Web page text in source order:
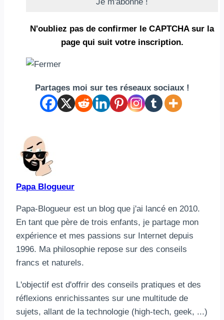
N'oubliez pas de confirmer le CAPTCHA sur la
page qui suit votre inscription.
Partages moi sur tes réseaux sociaux !
Papa Blogueur
Papa-Blogueur est un blog que j'ai lancé en 2010.
En tant que père de trois enfants, je partage mon
expérience et mes passions sur Internet depuis
1996. Ma philosophie repose sur des conseils
francs et naturels.
L'objectif est d'offrir des conseils pratiques et des
réflexions enrichissantes sur une multitude de
sujets, allant de la technologie (high-tech, geek, ...)